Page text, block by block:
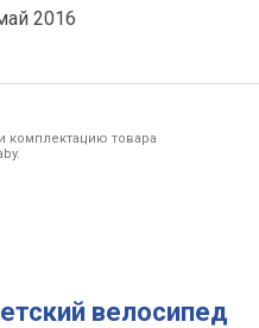
2016
комплектацию товара
велосипед